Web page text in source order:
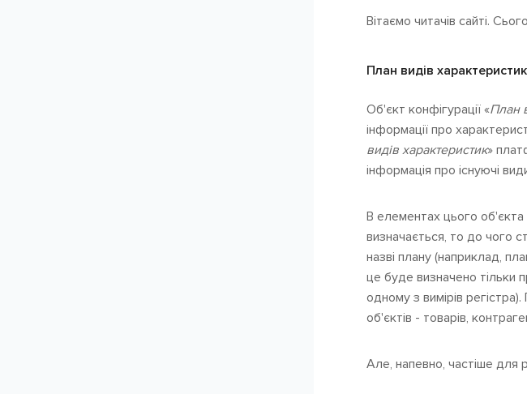
Вітаємо читачів сайті.
План видів
Об'єкт конфігурації «План
інформації про
видів характеристик»
інформація про існуючі
В елементах цього об'єкта
визначається, то до чого
назві плану (наприклад,
це буде визначено тільки
одному з вимірів
об'єктів - товарів,
Але, напевно, частіше для